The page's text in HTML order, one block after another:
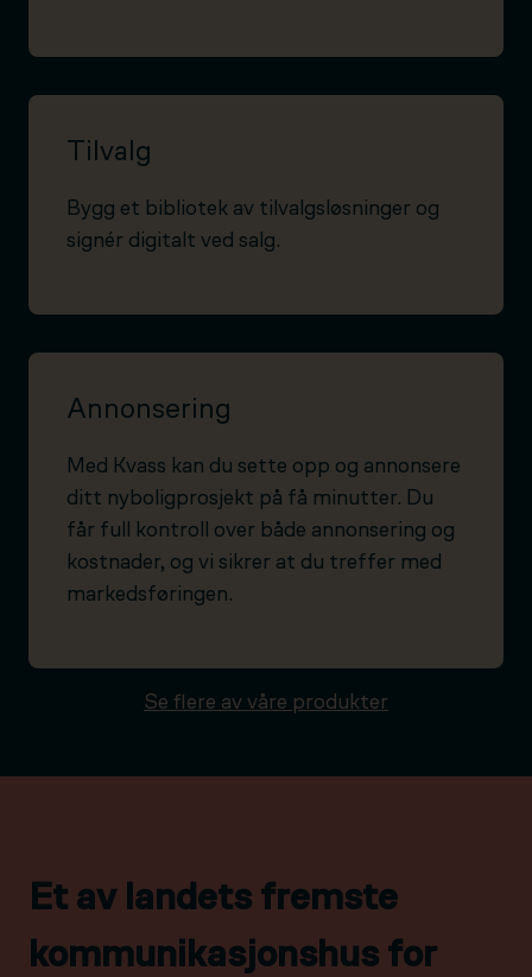
Tilvalg
Bygg et bibliotek av tilvalgsløsninger og
signér digitalt ved salg.
Annonsering
Med Kvass kan du sette opp og annonsere
ditt nyboligprosjekt på få minutter. Du
får full kontroll over både annonsering og
kostnader, og vi sikrer at du treffer med
markedsføringen.
Se flere av våre produkter
Et av landets fremste
kommunikasjonshus for